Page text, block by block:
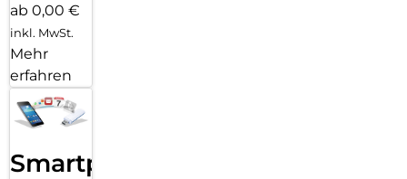
ab 0,00 €
inkl. MwSt.
Mehr
erfahren
Smartphone